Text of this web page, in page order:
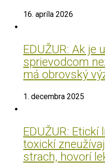
16. apríla 2026
EDUŽUR: Ak je
sprievodcom
má obrovský
1. decembra 2025
EDUŽUR: Etickí
toxickí
strach, hovorí